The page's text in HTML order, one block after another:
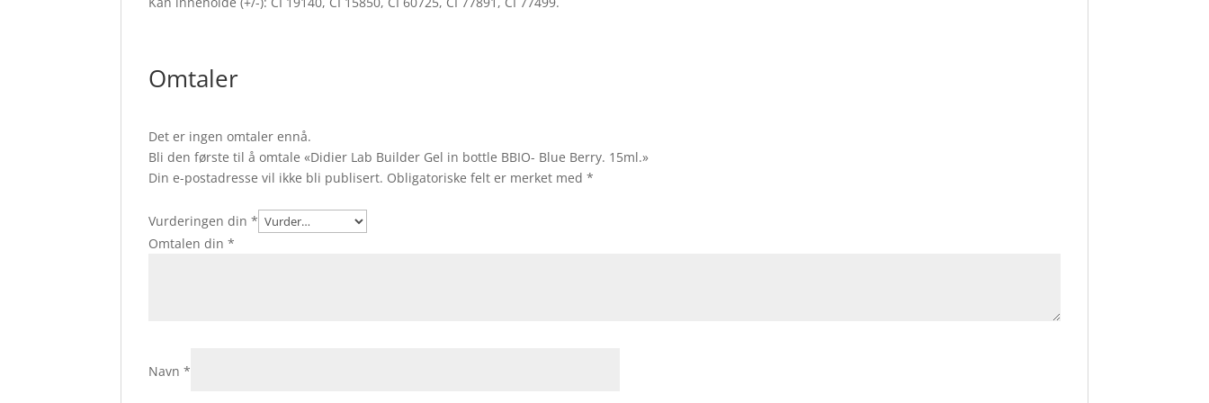
Omtaler
Det er ingen omtaler ennå.
Bli den første til å omtale «Didier Lab Builder Gel in bottle BBIO- Blue Berry. 15ml.»
Din e-postadresse vil ikke bli publisert. Obligatoriske felt er merket med*
Vurderingen din*
Omtalen din*
Navn*